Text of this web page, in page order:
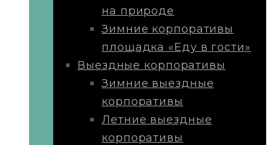
на природе
Зимние корпоративы
площадка «Еду в гости»
Выездные корпоративы
Зимние выездные
корпоративы
Летние выездные
корпоративы